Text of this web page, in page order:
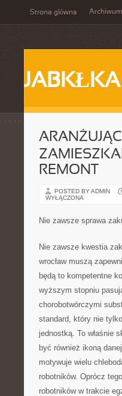
Strona główna Archiwum
JABKŁKA
REMONT
POSTED BY ADMIN
WYŁĄCZONA
Nie zawsze sprawa
Nie zawsze kwestia
wrocław muszą
będą to kompetentne
wyższym stopniu
chorobotwórczymi
standard, który nie
jednostką. To właśnie
być również ikoną
motywuje wielu
robotników. Oprócz
robotników w trakcie